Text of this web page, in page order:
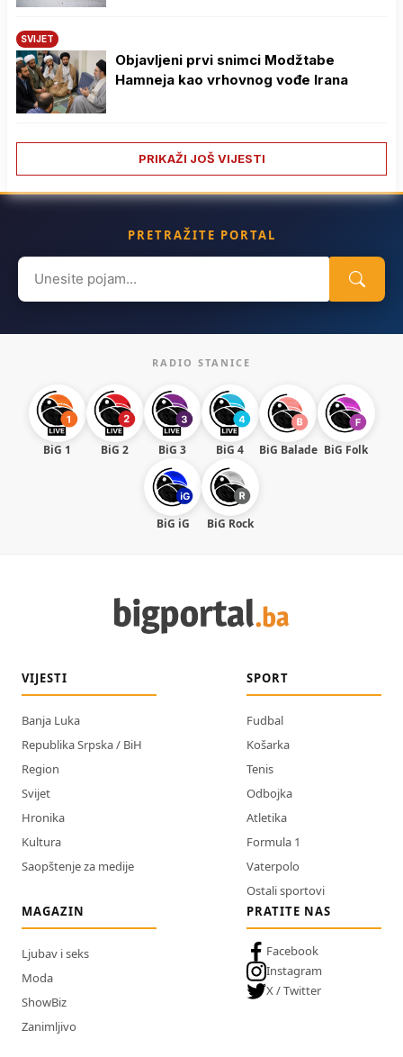
SVIJET
Objavljeni prvi snimci Modžtabe
Hamneja kao vrhovnog vođe Irana
PRIKAŽI JOŠ VIJESTI
PRETRAŽITE PORTAL
Search
for:
RADIO STANICE
BiG 1 BiG 2 BiG 3 BiG 4 BiG Balade BiG Folk
BiG iG BiG Rock
VIJESTI
Banja Luka
Republika Srpska / BiH
Region
Svijet
Hronika
Kultura
Saopštenje za medije
SPORT
Fudbal
Košarka
Tenis
Odbojka
Atletika
Formula 1
Vaterpolo
Ostali sportovi
MAGAZIN
Ljubav i seks
Moda
ShowBiz
Zanimljivo
PRATITE NAS
Facebook
Instagram
X / Twitter